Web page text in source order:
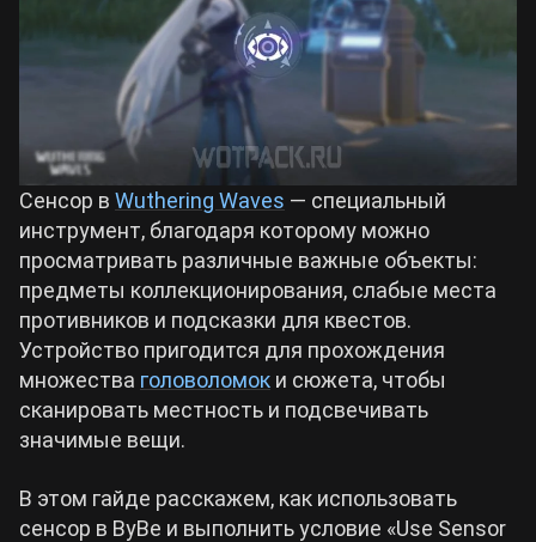
Crimson Desert
Zenless Zone Zero
Kingdom Come: Deliverance 2
Path of Exile 2
Wuthering Waves
Roblox
Hogwarts Legacy
Билды Arknights: Endfield
Билды Wuthering Waves
Билды Cyberpunk 2077
Билды Path of Exile 2
Сенсор в Wuthering Waves — специальный
инструмент, благодаря которому можно
просматривать различные важные объекты:
предметы коллекционирования, слабые места
противников и подсказки для квестов.
Устройство пригодится для прохождения
множества головоломок и сюжета, чтобы
сканировать местность и подсвечивать
значимые вещи.
В этом гайде расскажем, как использовать
сенсор в ВуВе и выполнить условие «Use Sensor